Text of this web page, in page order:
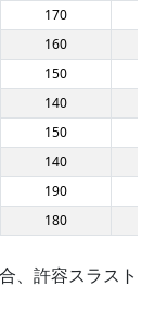
170
160
150
140
150
140
190
180
、許容スラスト